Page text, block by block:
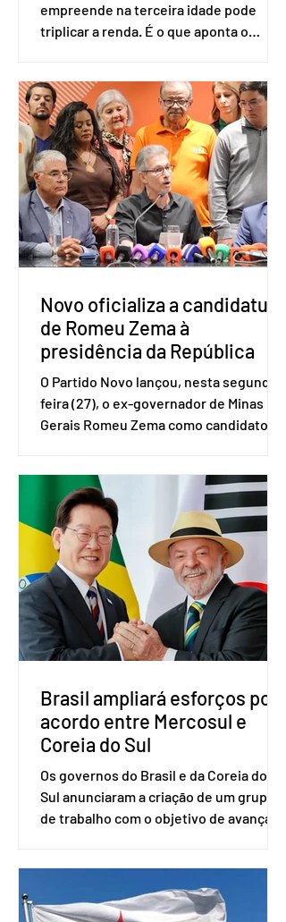
empreende na terceira idade pode
triplicar a renda. É o que aponta o
Amostra de Domicílio (PNAD Contínua),
do Serviço Brasileiro de Apoio às Micro
e Pequenas Empresas (Sebrae),
realizado a partir de dados do Instituto
Brasileiro de Geografia e Estatística
(IBGE). O estudo do Sebrae mostra que,
no quarto trimestre de 2025, os
empreendedores 60+ formalizados
atingiram o maior rendime
Novo oficializa a candidatura
de Romeu Zema à
presidência da República
O Partido Novo lançou, nesta segunda-
feira (27), o ex-governador de Minas
Gerais Romeu Zema como candidato à
Brasília. O Novo ainda não definiu quem
vai compor a chapa como candidato a
vice-presidente. A convenção contou
com a presença do presidente nacional
do partido, Eduardo Ribeiro, e do
senador Eduardo Girão, filiado ao Novo
desde fevereiro de 2023. Formado em
administração de empresas pela
Fundaç
Brasil ampliará esforços por
acordo entre Mercosul e
Coreia do Sul
Os governos do Brasil e da Coreia do
Sul anunciaram a criação de um grupo
de trabalho com o objetivo de avançar
Uruguai, além de outros países